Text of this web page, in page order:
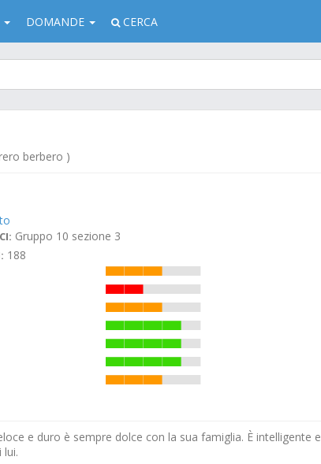
DOMANDE CERCA
berbero )
Gruppo 10 sezione 3
188
e duro è sempre dolce con la sua famiglia. È intelligente e
lui.